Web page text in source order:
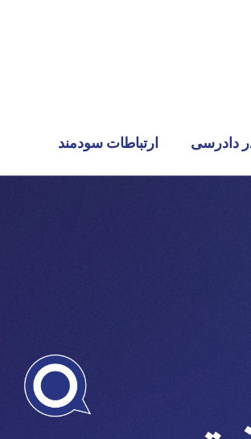
دادرسی ارتباطات سودمند